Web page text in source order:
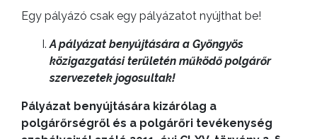
A
TESTÜLET
VÁROSRENDÉSZET
TÁJÉKOZTATÓK
Egy pályázó csak egy pályázatot nyújthat be!
A pályázat benyújtására a Gyöngyös
közigazgatási területén működő polgárőr
szervezetek jogosultak!
Pályázat benyújtására kizárólag a
polgárőrségről és a polgárőri tevékenység